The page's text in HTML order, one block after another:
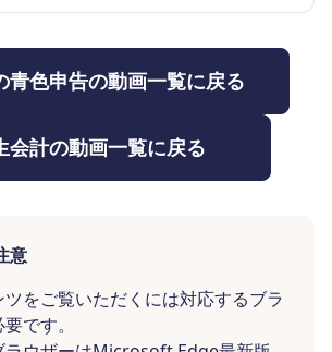
青色申告の動画一覧に戻る
会計の動画一覧に戻る
意
をご覧いただくには対応するブラ
です。